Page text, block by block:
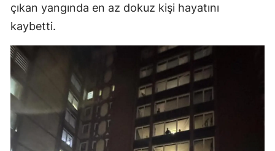
çıkan yangında en az dokuz kişi hayatını
kaybetti.